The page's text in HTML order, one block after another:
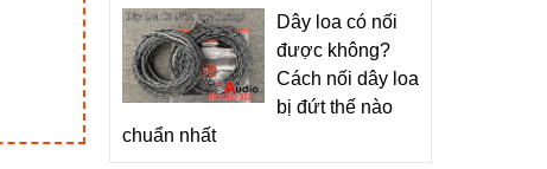
Dây loa có nối
được không?
Cách nối dây loa
bị đứt thế nào
chuẩn nhất